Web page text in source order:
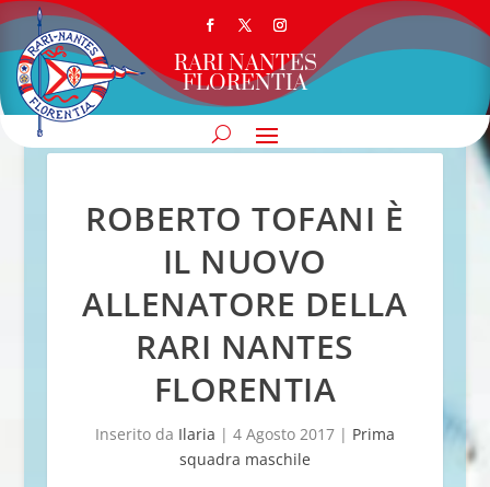
RARI NANTES
FLORENTIA
ROBERTO TOFANI È
IL NUOVO
ALLENATORE DELLA
RARI NANTES
FLORENTIA
Inserito da Ilaria | 4 Agosto 2017| Prima
squadra maschile